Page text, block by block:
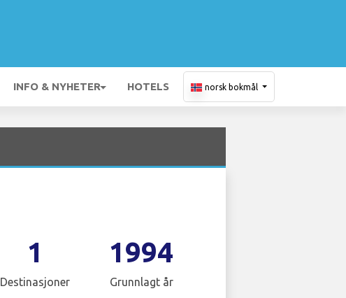
INFO & NYHETER HOTELS norsk bokmål
1
Destinasjoner
1994
Grunnlagt år